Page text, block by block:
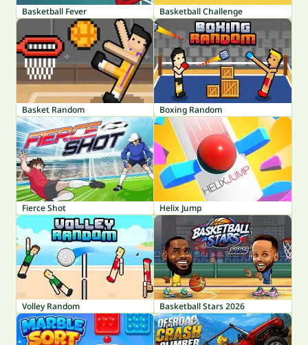
Basketball Fever Basketball Challenge
Basket Random Boxing Random
Fierce Shot Helix Jump
Volley Random Basketball Stars 2026